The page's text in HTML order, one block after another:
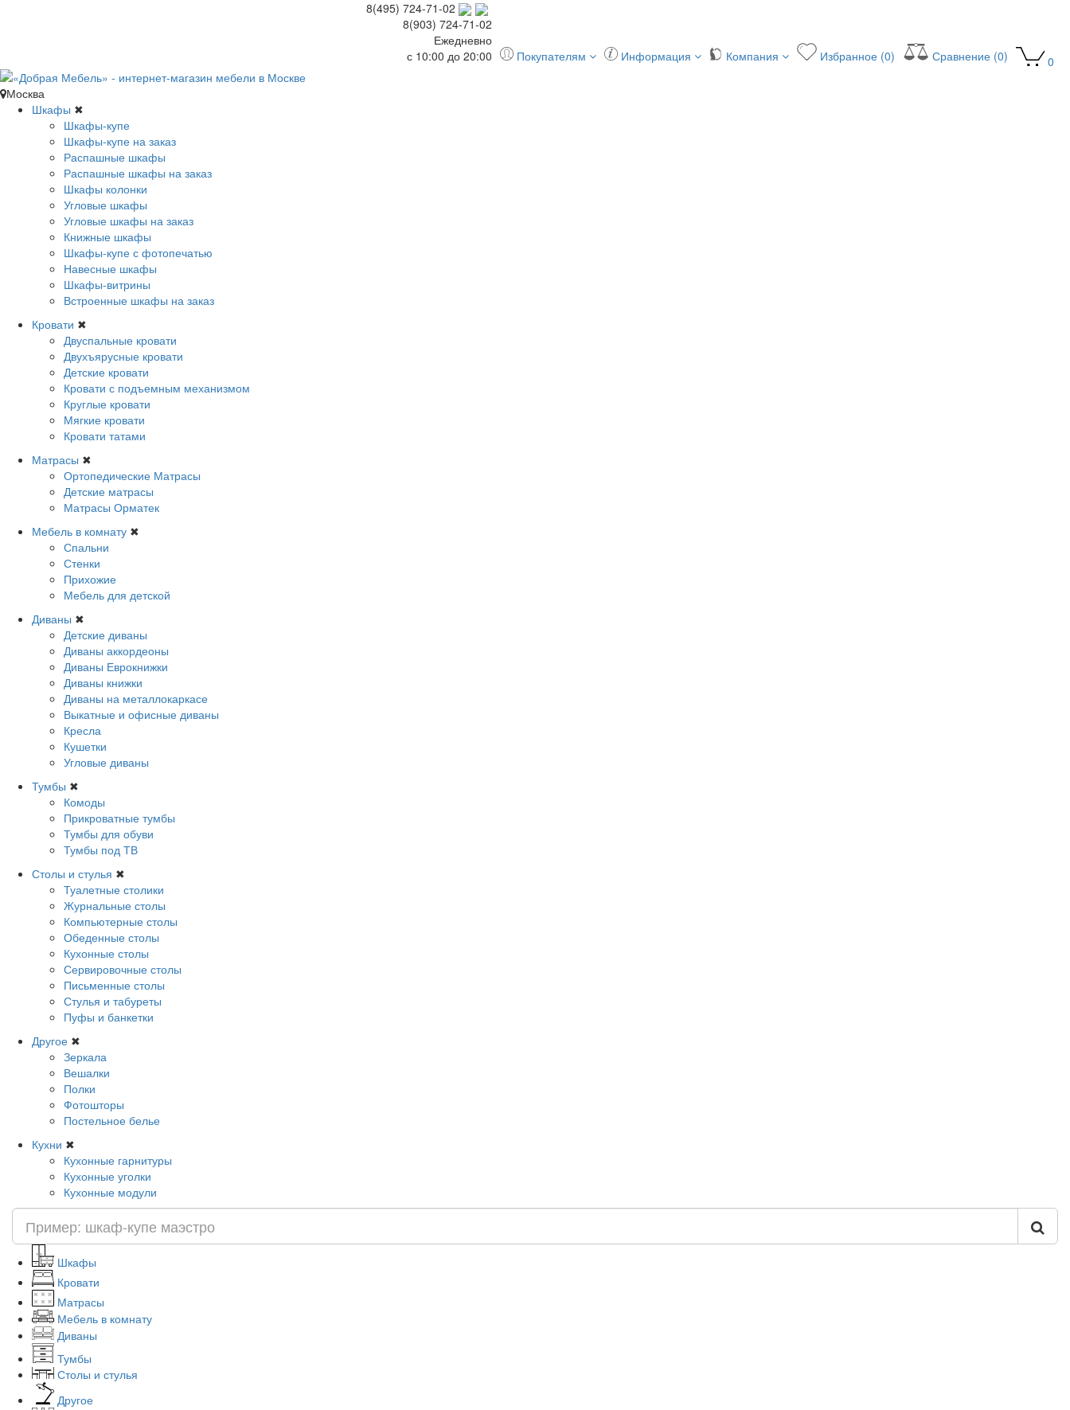
8(495) 724-71-02
8(903) 724-71-02
Ежедневно
с 10:00 до 20:00
Покупателям Информация Компания Избранное (0) Сравнение (0)
0
Москва
Шкафы ✖
Шкафы-купе
Шкафы-купе на заказ
Распашные шкафы
Распашные шкафы на заказ
Шкафы колонки
Угловые шкафы
Угловые шкафы на заказ
Книжные шкафы
Шкафы-купе с фотопечатью
Навесные шкафы
Шкафы-витрины
Встроенные шкафы на заказ
Кровати ✖
Двуспальные кровати
Двухъярусные кровати
Детские кровати
Кровати с подъемным механизмом
Круглые кровати
Мягкие кровати
Кровати татами
Матрасы ✖
Ортопедические Матрасы
Детские матрасы
Матрасы Орматек
Мебель в комнату ✖
Спальни
Стенки
Прихожие
Мебель для детской
Диваны ✖
Детские диваны
Диваны аккордеоны
Диваны Еврокнижки
Диваны книжки
Диваны на металлокаркасе
Выкатные и офисные диваны
Кресла
Кушетки
Угловые диваны
Тумбы ✖
Комоды
Прикроватные тумбы
Тумбы для обуви
Тумбы под ТВ
Столы и стулья ✖
Туалетные столики
Журнальные столы
Компьютерные столы
Обеденные столы
Кухонные столы
Сервировочные столы
Письменные столы
Стулья и табуреты
Пуфы и банкетки
Другое ✖
Зеркала
Вешалки
Полки
Фотошторы
Постельное белье
Кухни ✖
Кухонные гарнитуры
Кухонные уголки
Кухонные модули
Шкафы
Кровати
Матрасы
Мебель в комнату
Диваны
Тумбы
Столы и стулья
Другое